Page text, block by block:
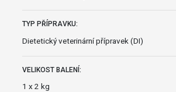
TYP PŘÍPRAVKU:
Dietetický veterinární přípravek (DI)
VELIKOST BALENÍ:
1 x 2 kg